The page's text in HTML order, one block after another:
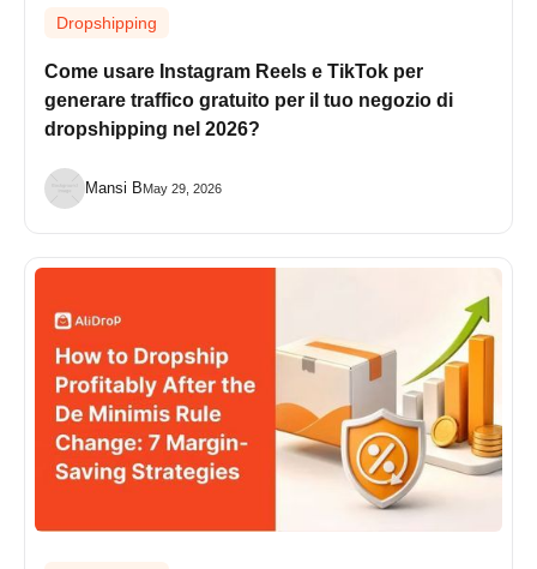
Dropshipping
Come usare Instagram Reels e TikTok per
generare traffico gratuito per il tuo negozio di
dropshipping nel 2026?
Mansi BMay 29, 2026